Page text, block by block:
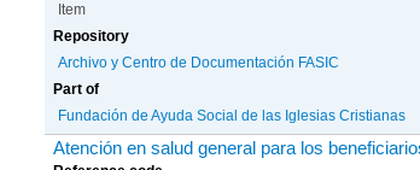
Item
Repository
Archivo y Centro de Documentación FASIC
Part of
Fundación de Ayuda Social de las Iglesias Cristianas
Atención en salud general para los